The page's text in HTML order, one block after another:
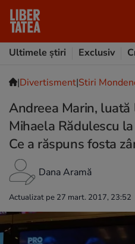
Ultimele știri
Exclusiv
|Divertisment|Stiri
Andreea Marin,
Mihaela Rădulescu
Ce a răspuns fosta
Dana Aramă
Actualizat pe 27 mart. 2017, 23:52